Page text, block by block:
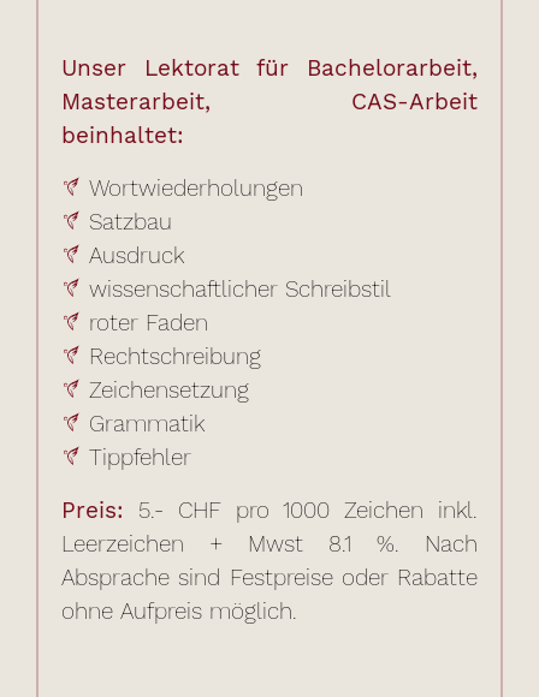
Unser Lektorat für Bachelorarbeit,
Masterarbeit, CAS-Arbeit
beinhaltet:
Wortwiederholungen
Satzbau
Ausdruck
wissenschaftlicher Schreibstil
roter Faden
Rechtschreibung
Zeichensetzung
Grammatik
Tippfehler
Preis: 5.- CHF pro 1000 Zeichen inkl.
Leerzeichen + Mwst 8.1 %. Nach
Absprache sind Festpreise oder Rabatte
ohne Aufpreis möglich.